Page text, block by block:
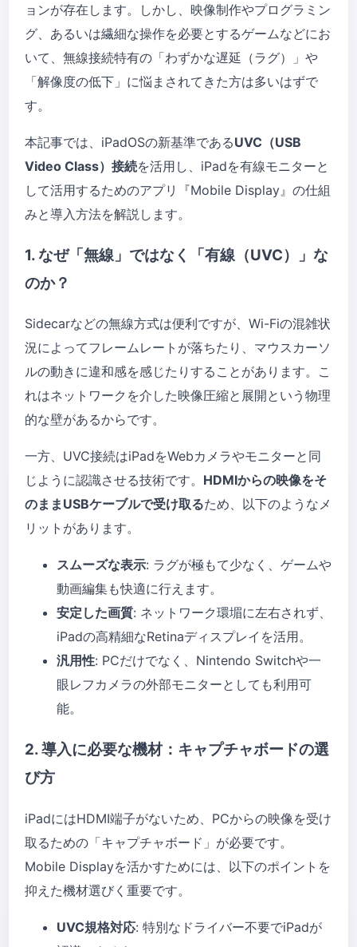
ョンが存在します。しかし、映像制作やプログラミン
グ、あるいは繊細な操作を必要とするゲームなどにお
いて、無線接続特有の「わずかな遅延（ラグ）」や
「解像度の低下」に悩まされてきた方は多いはずで
す。
本記事では、iPadOSの新基準であるUVC（USB
Video Class）接続を活用し、iPadを有線モニターと
して活用するためのアプリ『Mobile Display』の仕組
みと導入方法を解説します。
1. なぜ「無線」ではなく「有線（UVC）」な
のか？
Sidecarなどの無線方式は便利ですが、Wi-Fiの混雑状
況によってフレームレートが落ちたり、マウスカーソ
ルの動きに違和感を感じたりすることがあります。こ
れはネットワークを介した映像圧縮と展開という物理
的な壁があるからです。
一方、UVC接続はiPadをWebカメラやモニターと同
じように認識させる技術です。 HDMIからの映像をそ
のままUSBケーブルで受け取るため、以下のようなメ
リットがあります。
スムーズな表示: ラグが極もて少なく、ゲームや
動画編集も快適に行えます。
安定した画質: ネットワーク環堳に左右されず、
iPadの高精細なRetinaディスプレイを活用。
汎用性: PCだけでなく、Nintendo Switchや一
眼レフカメラの外部モニターとしても利用可
能。
2. 導入に必要な機材：キャプチャボードの選
び方
iPadにはHDMI端子がないため、PCからの映像を受け
取るための「キャプチャボード」が必要です。
Mobile Displayを活かすためには、以下のポイントを
抑えた機材選びく重要です。
UVC規格対応: 特別なドライバー不要でiPadが